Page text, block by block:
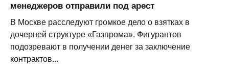
менеджеров отправили под арест
В Москве расследуют громкое дело о взятках в
дочерней структуре «Газпрома». Фигурантов
подозревают в получении денег за заключение
контрактов...